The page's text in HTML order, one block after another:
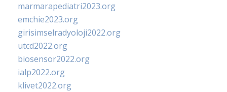
marmarapediatri2023.org
emchie2023.org
girisimselradyoloji2022.org
utcd2022.org
biosensor2022.org
ialp2022.org
klivet2022.org